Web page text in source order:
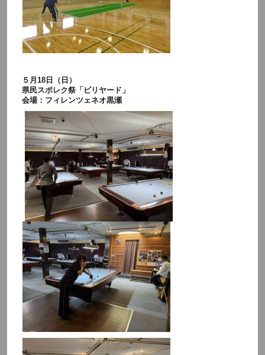
５月18日（日）
県民スポレク祭「ビリヤード」
会場：フィレンツェネオ黒瀬